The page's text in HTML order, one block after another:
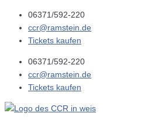
06371/592-220
ccr@ramstein.de
Tickets kaufen
06371/592-220
ccr@ramstein.de
Tickets kaufen